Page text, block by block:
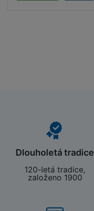
Dlouholetá tradice
120-letá tradice,
založeno 1900